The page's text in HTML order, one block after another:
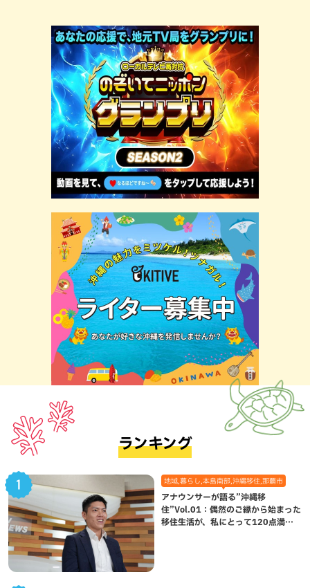
ランキング
地域,暮らし,本島南部,沖縄移住,那覇市
アナウンサーが語る”沖縄移
住”Vol.01：偶然のご縁から始まった
移住生活が、私にとって120点満点